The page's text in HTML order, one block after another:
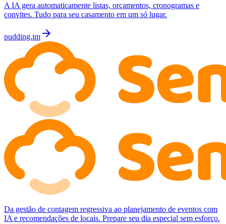
A IA gera automaticamente listas, orçamentos, cronogramas e
convites. Tudo para seu casamento em um só lugar.
pudding.im arrow_forward
Da gestão de contagem regressiva ao planejamento de eventos com
IA e recomendações de locais. Prepare seu dia especial sem esforço.